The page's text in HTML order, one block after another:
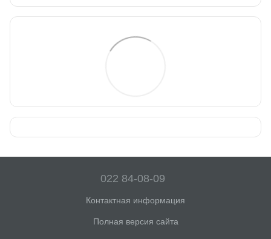
022 84-08-09
Контактная информация
Полная версия сайта